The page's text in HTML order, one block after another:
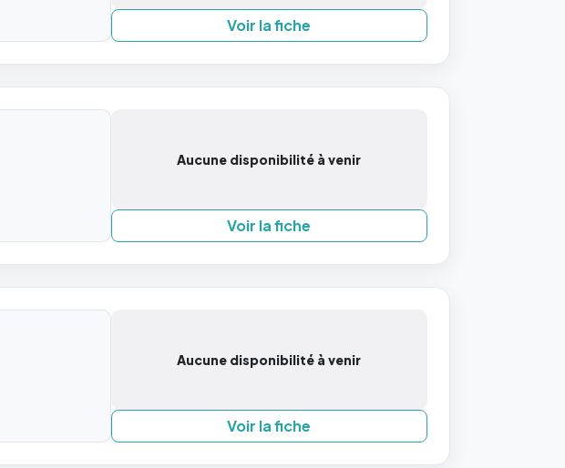
Voir la fiche
Aucune disponibilité à venir
Voir la fiche
Aucune disponibilité à venir
Voir la fiche